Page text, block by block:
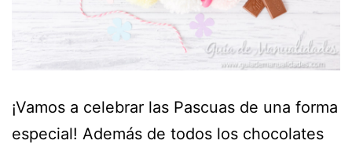
¡Vamos a celebrar las Pascuas de una forma
especial! Además de todos los chocolates